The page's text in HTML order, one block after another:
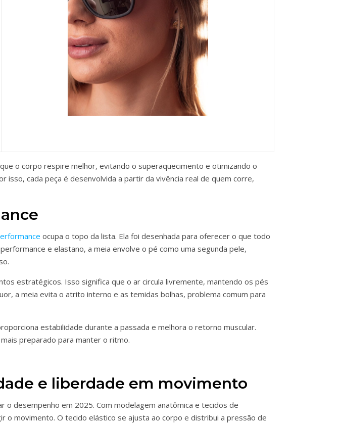
o corpo respire melhor, evitando o superaquecimento e otimizando o
cada peça é desenvolvida a partir da vivência real de quem corre,
ocupa o topo da lista. Ela foi desenhada para oferecer o que todo
e elastano, a meia envolve o pé como uma segunda pele,
estratégicos. Isso significa que o ar circula livremente, mantendo os pés
a meia evita o atrito interno e as temidas bolhas, problema comum para
estabilidade durante a passada e melhora o retorno muscular.
preparado para manter o ritmo.
e liberdade em movimento
o desempenho em 2025. Com modelagem anatômica e tecidos de
movimento. O tecido elástico se ajusta ao corpo e distribui a pressão de